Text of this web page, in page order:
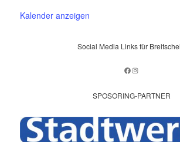
Kalender anzeigen
Social Media Links für
Facebook
Instagram
SPOSORING-PARTNER